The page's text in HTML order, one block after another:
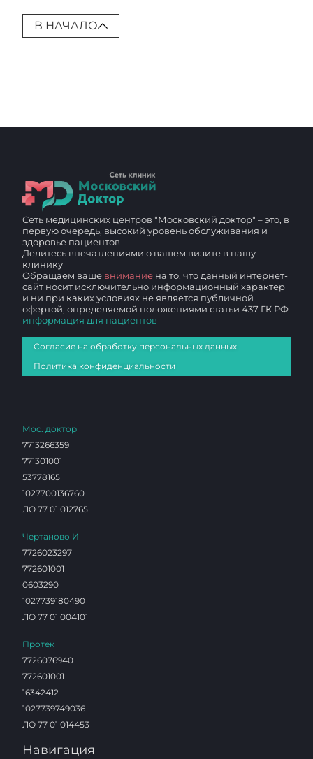
В НАЧАЛО
Сеть медицинских центров "Московский доктор" – это, в
первую очередь, высокий уровень обслуживания и
здоровье пациентов
Делитесь впечатлениями о вашем визите в нашу
клинику
Обращаем ваше внимание на то, что данный интернет-
сайт носит исключительно информационный характер
и ни при каких условиях не является публичной
офертой, определяемой положениями статьи 437 ГК РФ
информация для пациентов
Согласие на обработку персональных данных
Политика конфиденциальности
Мос. доктор
7713266359
771301001
53778165
1027700136760
ЛО 77 01 012765
Чертаново И
7726023297
772601001
0603290
1027739180490
ЛО 77 01 004101
Протек
7726076940
772601001
16342412
1027739749036
ЛО 77 01 014453
Навигация